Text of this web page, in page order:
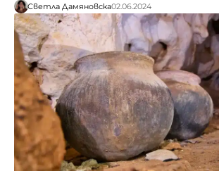
Светла Дамяновска02.06.2024